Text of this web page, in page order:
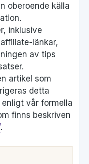
oberoende källa
inklusive
länkar,
av tips
artikel som
detta
vår formella
finns beskriven
.